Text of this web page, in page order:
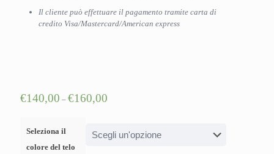
Il cliente può effettuare il pagamento tramite carta di
credito Visa/Mastercard/American express
€140,00 – €160,00
Seleziona il
colore del telo